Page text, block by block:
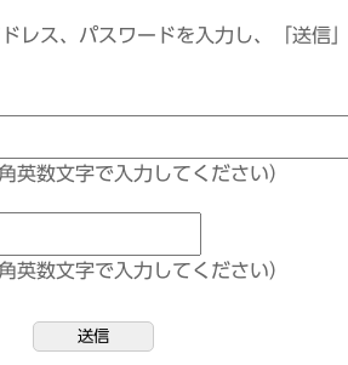
レス、パスワードを入力し、「送信
角英数文字で入力してください）
角英数文字で入力してください）
送信